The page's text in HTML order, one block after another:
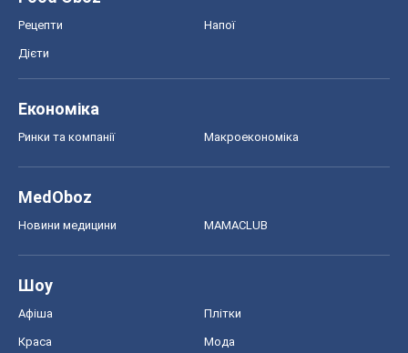
Рецепти Напої
Дієти
Економіка
Ринки та компанії Макроекономіка
MedOboz
Новини медицини MAMACLUB
Шоу
Афіша Плітки
Краса Мода